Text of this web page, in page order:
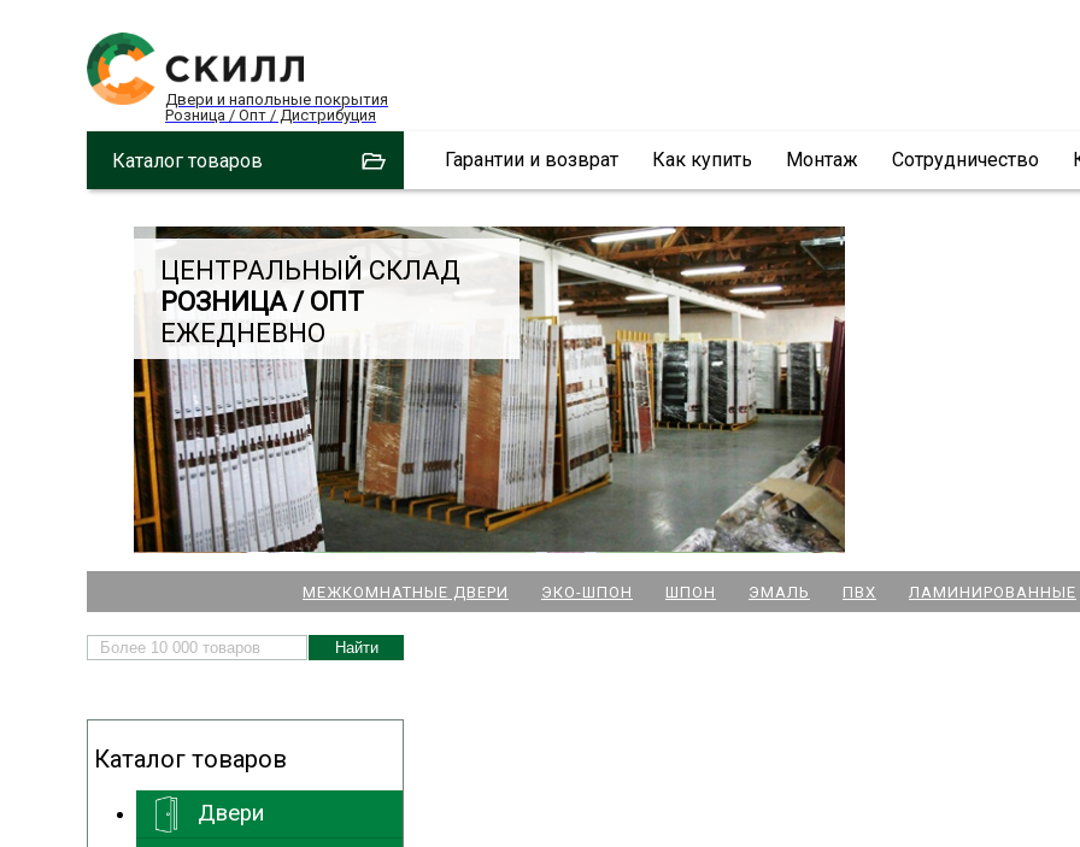
Двери и напольные покрытия
Розница / Опт / Дистрибуция
Каталог товаров Гарантии и возврат Как купить Монтаж Сотрудничество
ЦЕНТРАЛЬНЫЙ СКЛАД
РОЗНИЦА / ОПТ
ЕЖЕДНЕВНО
НАШИ МАГАЗИНЫ
ДВЕРЕЙ И ПАРКЕТА
м. Новочеркасская
м. Парк Победы
Выбрать ближайший
МЕЖКОМНАТНЫЕ ДВЕРИ ЭКО-ШПОН ШПОН ЭМАЛЬ ПВХ ЛАМИНИРОВАННЫЕ
Каталог товаров
Двери